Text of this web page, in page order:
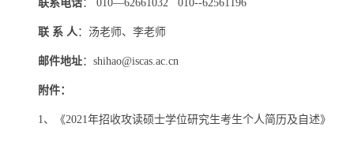
联系电话： 010—62661032 010--62561196
联 系 人：汤老师、李老师
邮件地址： shihao@iscas.ac.cn
附件：
1、《2021年招收攻读硕士学位研究生考生个人简历及自述》